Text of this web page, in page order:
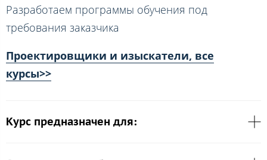
Разработаем программы обучения под
требования заказчика
Проектировщики и изыскатели, все
курсы>>
Курс предназначен для: